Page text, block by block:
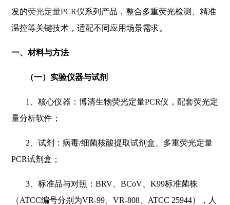
发的荧光定量PCR仪系列产品，整合多重荧光检测、精准
温控等关键技术，适配不同应用场景需求。
一、材料与方法
（一）实验仪器与试剂
1
、核心仪器：博清生物荧光定量PCR仪，配套荧光定
量分析软件；
2 、试剂：病毒/细菌核酸提取试剂盒、多重荧光定量
PCR试剂盒；
3 、标准品与对照：BRV、BCoV、K99标准菌株
（ATCC编号分别为VR-99、VR-808、ATCC 25944），人